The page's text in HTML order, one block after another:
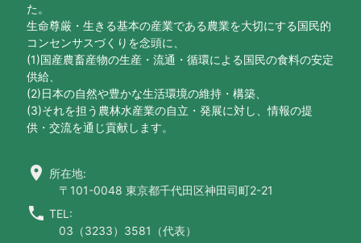
た。
生命尊厳・生きる基本の産業である農業を大切にする国民的
コンセンサスづくりを念頭に、
(1)国産農畜産物の生産・流通・循環による国民の食料の安定
供給、
(2)日本の自然や豊かな生活環境の維持・構築、
(3)それを担う農林水産業の自立・発展に対し、情報の提
供・交流を通じ貢献します。
location_on 所在地:
〒101-0048 東京都千代田区神田司町2-21
call TEL:
03（3233）3581（代表）